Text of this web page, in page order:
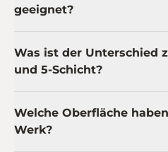
geeignet?
Was ist der Unterschied
und 5-Schicht?
Welche Oberfläche
Werk?